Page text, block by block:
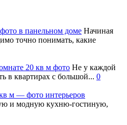
в панельном доме Начиная
точно понимать, какие
20 кв м фото Не у каждой
в квартирах с большой... 0
м — фото интерьеров
и модную кухню-гостиную,